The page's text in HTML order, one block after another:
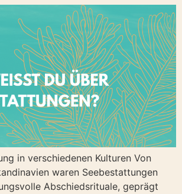
in verschiedenen Kulturen Von
waren Seebestattungen
Abschiedsrituale, geprägt